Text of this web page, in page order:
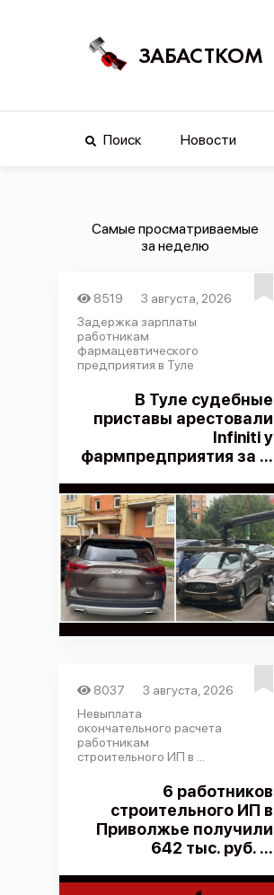
ЗАБАСТКОМ
Поиск Новости
Самые просматриваемые
за неделю
8519
3 августа, 2026
Задержка зарплаты
работникам
фармацевтического
предприятия в Туле
В Туле судебные
приставы арестовали
Infiniti у
фармпредприятия за ...
8037
3 августа, 2026
Невыплата
окончательного расчета
работникам
строительного ИП в ...
6 работников
строительного ИП в
Приволжье получили
642 тыс. руб. ...